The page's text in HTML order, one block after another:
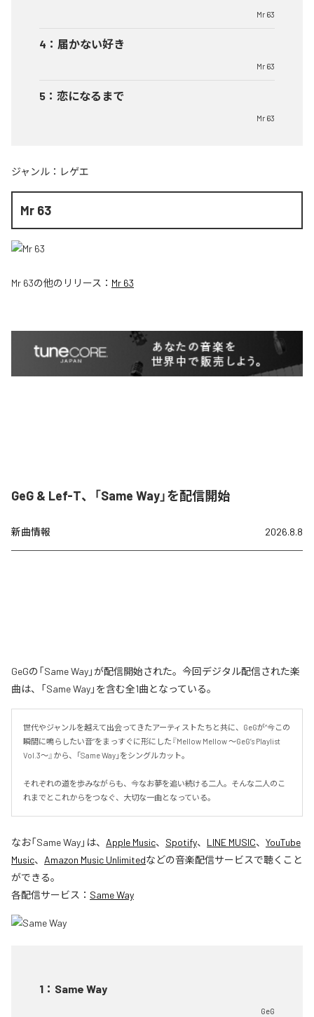
Mr 63
4 ： 届かない好き
Mr 63
5 ： 恋になるまで
Mr 63
ジャンル： レゲエ
Mr 63
Mr 63の他のリリース： Mr 63
GeG & Lef-T、「Same Way」を配信開始
新曲情報 2026.8.8
GeGの「Same Way」が配信開始された。今回デジタル配信された楽
曲は、「Same Way」を含む全1曲となっている。
世代やジャンルを越えて出会ってきたアーティストたちと共に、GeGが“今この
瞬間に鳴らしたい音”をまっすぐに形にした『Mellow Mellow ～GeG’s Playlist
Vol.3～』から、「Same Way」をシングルカット。
それぞれの道を歩みながらも、今なお夢を追い続ける二人。そんな二人のこ
れまでとこれからをつなぐ、大切な一曲となっている。
なお「Same Way」は、 Apple Music、 Spotify、 LINE MUSIC、 YouTube
Music、 Amazon Music Unlimitedなどの音楽配信サービスで聴くこと
ができる。
各配信サービス： Same Way
1 ： Same Way
GeG